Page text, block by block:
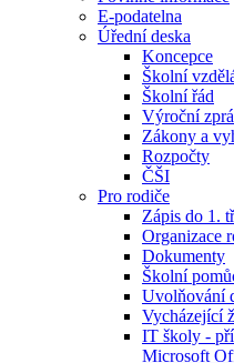
E-podatelna
Úřední deska
Koncepce
Školní
Školní řád
Výroční
Zákony a
Rozpočty
ČŠI
Pro rodiče
Zápis do 1.
Organizace
Dokumenty
Školní
Uvolňování
Vycházející
IT školy -
Microsoft